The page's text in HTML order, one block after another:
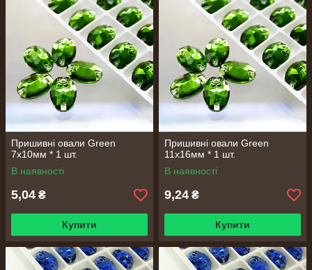
Пришивні овали Green
7х10мм * 1 шт.
В наявності
5,04 ₴
Купити
Пришивні овали Green
11х16мм * 1 шт.
В наявності
9,24 ₴
Купити